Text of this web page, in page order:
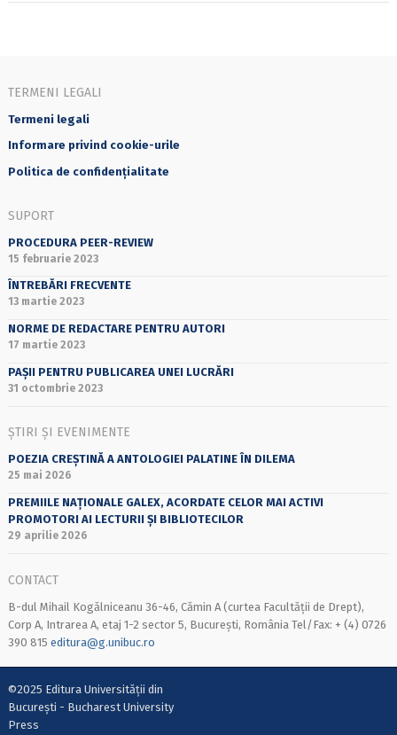
TERMENI LEGALI
Termeni legali
Informare privind cookie-urile
Politica de confidențialitate
SUPORT
PROCEDURA PEER-REVIEW
15 februarie 2023
ÎNTREBĂRI FRECVENTE
13 martie 2023
NORME DE REDACTARE PENTRU AUTORI
17 martie 2023
PAȘII PENTRU PUBLICAREA UNEI LUCRĂRI
31 octombrie 2023
ȘTIRI ȘI EVENIMENTE
POEZIA CREȘTINĂ A ANTOLOGIEI PALATINE ÎN DILEMA
25 mai 2026
PREMIILE NAȚIONALE GALEX, ACORDATE CELOR MAI ACTIVI
PROMOTORI AI LECTURII ȘI BIBLIOTECILOR
29 aprilie 2026
CONTACT
B-dul Mihail Kogălniceanu 36-46, Cămin A (curtea Facultății de Drept),
Corp A, Intrarea A, etaj 1-2 sector 5, București, România Tel/Fax: + (4) 0726
390 815 editura@g.unibuc.ro
©2025 Editura Universității din
București - Bucharest University
Press